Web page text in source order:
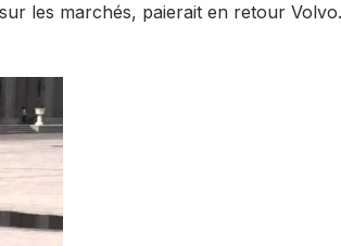
les marchés, paierait en retour Volvo.